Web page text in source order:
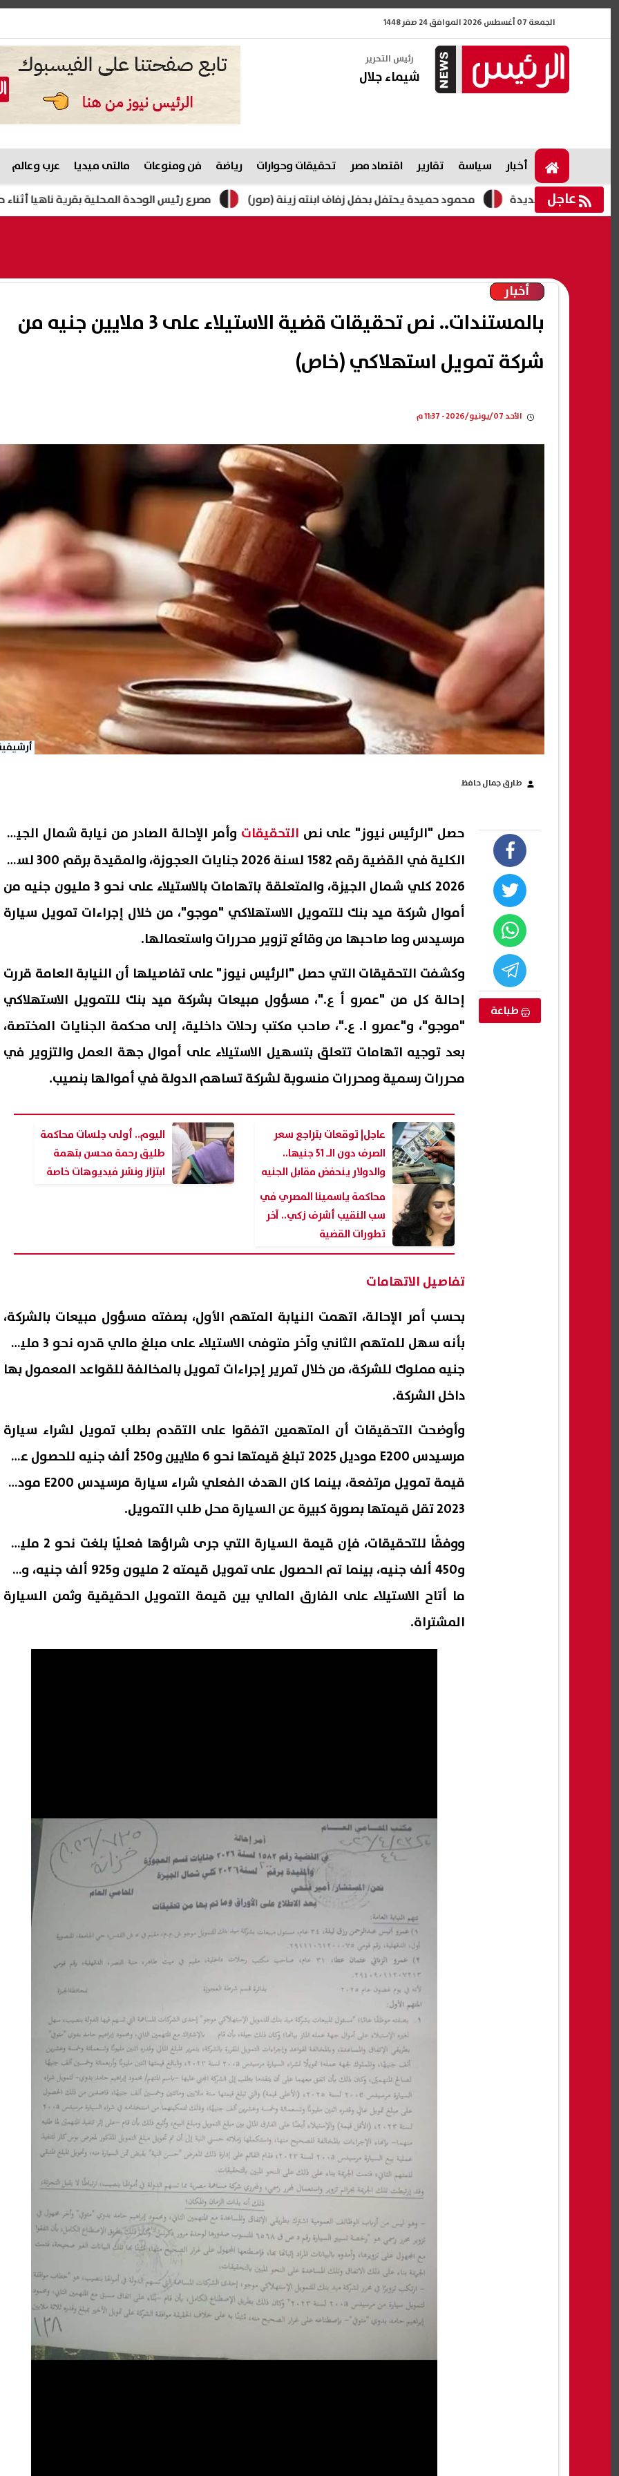
الجمعة 07 أغسطس 2026 الموافق 24 صفر 1448
رئيس التحرير
شيماء جلال
أخبار سياسة تقارير اقتصاد مصر تحقيقات وحوارات رياضة فن ومنوعات مالتى ميديا عرب وعالم
عاجل مصرع رئيس الوحدة المحلية بقرية ناهيا أثناء حملة محمود حميدة يحتفل بحفل زفاف ابنته زينة (صور) قيود جديدة
أخبار
بالمستندات.. نص تحقيقات قضية الاستيلاء على 3 ملايين جنيه من
شركة تمويل استهلاكي (خاص)
الأحد 07/يونيو/2026 - 11:37 م
طارق جمال حافظ
طباعة
حصل "الرئيس نيوز" على نص التحقيقات وأمر الإحالة الصادر من نيابة شمال الجيزة
الكلية في القضية رقم 1582 لسنة 2026 جنايات العجوزة، والمقيدة برقم 300 لسنة
2026 كلي شمال الجيزة، والمتعلقة باتهامات بالاستيلاء على نحو 3 مليون جنيه من
أموال شركة ميد بنك للتمويل الاستهلاكي "موجو"، من خلال إجراءات تمويل سيارة
مرسيدس وما صاحبها من وقائع تزوير محررات واستعمالها.
وكشفت التحقيقات التي حصل "الرئيس نيوز" على تفاصيلها أن النيابة العامة قررت
إحالة كل من "عمرو أ ع."، مسؤول مبيعات بشركة ميد بنك للتمويل الاستهلاكي
"موجو"، و"عمرو ا. ع."، صاحب مكتب رحلات داخلية، إلى محكمة الجنايات المختصة،
بعد توجيه اتهامات تتعلق بتسهيل الاستيلاء على أموال جهة العمل والتزوير في
محررات رسمية ومحررات منسوبة لشركة تساهم الدولة في أموالها بنصيب.
عاجل| توقعات بتراجع سعر
الصرف دون الـ 51 جنيها..
والدولار ينحفض مقابل الجنيه
اليوم.. أولى جلسات محاكمة
طليق رحمة محسن بتهمة
ابتزاز ونشر فيديوهات خاصة
محاكمة ياسمينا المصري في
سب النقيب أشرف زكي.. آخر
تطورات القضية
تفاصيل الاتهامات
بحسب أمر الإحالة، اتهمت النيابة المتهم الأول، بصفته مسؤول مبيعات بالشركة،
بأنه سهل للمتهم الثاني وآخر متوفى الاستيلاء على مبلغ مالي قدره نحو 3 مليون
جنيه مملوك للشركة، من خلال تمرير إجراءات تمويل بالمخالفة للقواعد المعمول بها
داخل الشركة.
وأوضحت التحقيقات أن المتهمين اتفقوا على التقدم بطلب تمويل لشراء سيارة
مرسيدس E200 موديل 2025 تبلغ قيمتها نحو 6 ملايين و250 ألف جنيه للحصول على
قيمة تمويل مرتفعة، بينما كان الهدف الفعلي شراء سيارة مرسيدس E200 موديل
2023 تقل قيمتها بصورة كبيرة عن السيارة محل طلب التمويل.
ووفقًا للتحقيقات، فإن قيمة السيارة التي جرى شراؤها فعليًا بلغت نحو 2 مليون
و450 ألف جنيه، بينما تم الحصول على تمويل قيمته 2 مليون و925 ألف جنيه، وهو
ما أتاح الاستيلاء على الفارق المالي بين قيمة التمويل الحقيقية وثمن السيارة
المشتراة.
مصرع رئيس الوحدة المحلية بقرية
ناهيا أثناء حملة إزالة تعديات في
مواجهة بين سائح إسباني وجندي
إسرائيلي في الفلبين تنتهي بتغريم
السائح.. ما القصة؟
قطع المياه 3 ساعات عن
حلوان والتبين فجر السبت..
الموعد والأماكن المتأثرة
07 أغسطس, 2026 01:58 ص